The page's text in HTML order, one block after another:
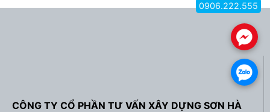
CÔNG TY CỔ PHẦN TƯ VẤN XÂY DỰNG SƠN HÀ
.
.
0906.222.555